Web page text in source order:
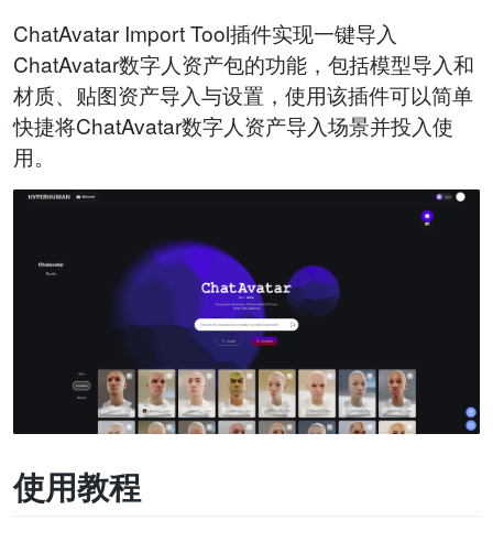
ChatAvatar Import Tool插件实现一键导入
ChatAvatar数字人资产包的功能，包括模型导入和
材质、贴图资产导入与设置，使用该插件可以简单
快捷将ChatAvatar数字人资产导入场景并投入使
用。
使用教程